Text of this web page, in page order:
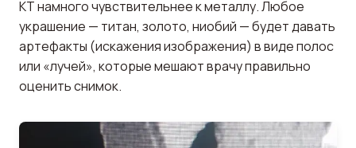
КТ намного чувствительнее к металлу. Любое
украшение — титан, золото, ниобий — будет давать
артефакты (искажения изображения) в виде полос
или «лучей», которые мешают врачу правильно
оценить снимок.